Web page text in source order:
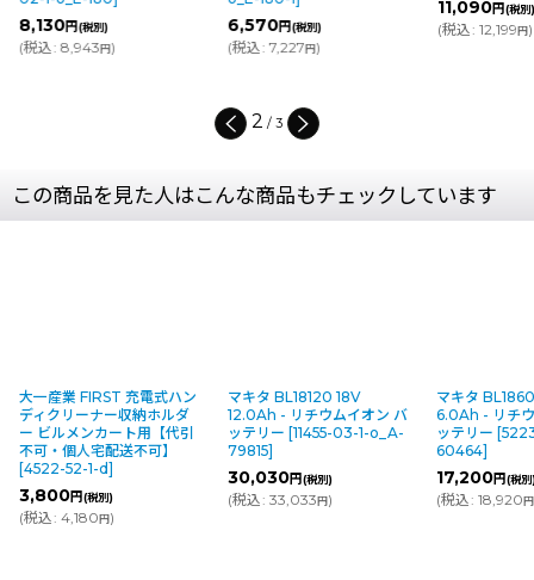
8,130円(税別)
(税込: 8,943円)
6,570円(税別)
(税込: 7,227円)
11,090円(税別)
(税込: 12,199円)
2 / 3
この商品を見た人はこんな商品もチェックしています
大一産業 FIRST 充電式ハン
ディクリーナー収納ホルダ
ー ビルメンカート用【代引
不可・個人宅配送不可】
[4522-52-1-d]
3,800円(税別)
(税込: 4,180円)
マキタ BL18120 18V
12.0Ah - リチウムイオン バ
ッテリー [11455-03-1-o_A-
79815]
30,030円(税別)
(税込: 33,033円)
マキタ
6.0Ah - リチ
ッテリー [
60464]
17,200円(税
(税込: 18,920円